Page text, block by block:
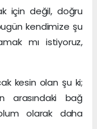
için değil, doğru
kendimize şu
mı istiyoruz,
kesin olan şu ki;
arasındaki bağ
olarak daha